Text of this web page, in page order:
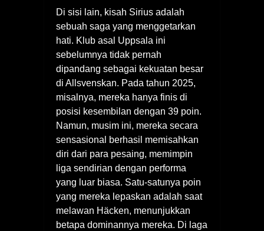
Di sisi lain, kisah Sirius adalah
sebuah saga yang menggetarkan
hati. Klub asal Uppsala ini
sebelumnya tidak pernah
dipandang sebagai kekuatan besar
di Allsvenskan. Pada tahun 2025,
misalnya, mereka hanya finis di
posisi kesembilan dengan 39 poin.
Namun, musim ini, mereka secara
sensasional berhasil memisahkan
diri dari para pesaing, memimpin
liga sendirian dengan performa
yang luar biasa. Satu-satunya poin
yang mereka lepaskan adalah saat
melawan Häcken, menunjukkan
betapa dominannya mereka. Di laga